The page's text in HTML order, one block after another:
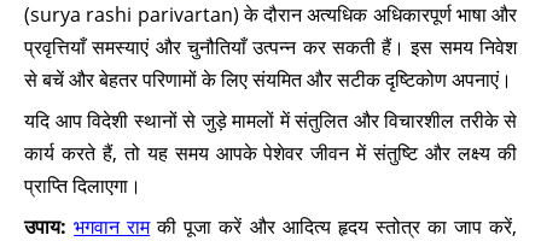
(surya rashi parivartan) के दौरान अत्यधिक अधिकारपूर्ण भाषा और
प्रवृत्तियाँ समस्याएं और चुनौतियाँ उत्पन्न कर सकती हैं। इस समय निवेश
से बचें और बेहतर परिणामों के लिए संयमित और सटीक दृष्टिकोण अपनाएं।
यदि आप विदेशी स्थानों से जुड़े मामलों में संतुलित और विचारशील तरीके से
कार्य करते हैं, तो यह समय आपके पेशेवर जीवन में संतुष्टि और लक्ष्य की
प्राप्ति दिलाएगा।
उपाय: भगवान रामकी पूजा करें और आदित्य हृदय स्तोत्र का जाप करें,